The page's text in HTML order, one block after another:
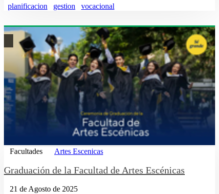
planificacion gestion vocacional
Facultades Artes Escenicas
Graduación de la Facultad de Artes Escénicas
21 de Agosto de 2025